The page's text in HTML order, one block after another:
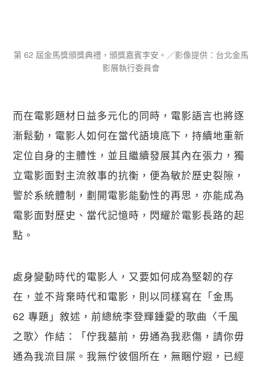
第 62 屆金馬獎頒獎典禮，頒獎嘉賓李安。／影像提供：台北金馬
影展執行委員會
而在電影題材日益多元化的同時，電影語言也將逐
漸鬆動，電影人如何在當代語境底下，持續地重新
定位自身的主體性，並且繼續發展其內在張力，獨
立電影面對主流敘事的抗衡，便為敏於歷史裂隙，
警於系統體制，劃開電影能動性的再思，亦能成為
電影面對歷史、當代記憶時，閃耀於電影長路的起
點。
處身變動時代的電影人，又要如何成為堅韌的存
在，並不背棄時代和電影，則以同樣寫在「金馬
62 專題」敘述，前總統李登輝鍾愛的歌曲〈千風
之歌〉作結：「佇我墓前，毋通為我悲傷，請你毋
通為我流目屎。我無佇彼個所在，無睏佇遐，已經